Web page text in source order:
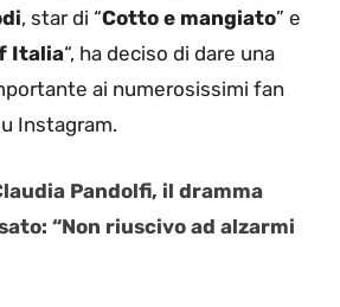
, star di “Cotto e mangiato” e
Italia“, ha deciso di dare una
ai numerosissimi fan
Instagram.
Pandolfi, il dramma
“Non riuscivo ad alzarmi